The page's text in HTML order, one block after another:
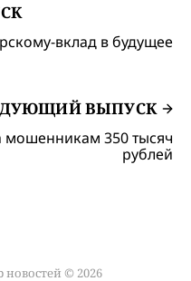
вклад в будущее
ВЫПУСК
350 тысяч
рублей
новостей © 2026